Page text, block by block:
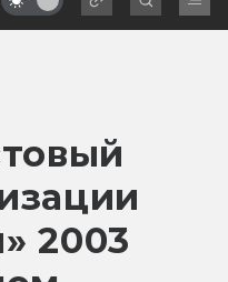
2003